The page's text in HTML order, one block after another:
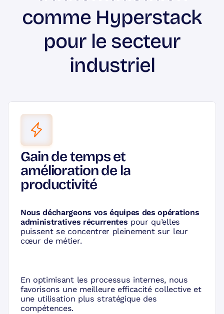
comme Hyperstack
pour le secteur
industriel
Gain de temps et
amélioration de la
productivité
Nous déchargeons vos équipes des opérations
administratives récurrentes pour qu’elles
puissent se concentrer pleinement sur leur
cœur de métier.
En optimisant les processus internes, nous
favorisons une meilleure efficacité collective et
une utilisation plus stratégique des
compétences.